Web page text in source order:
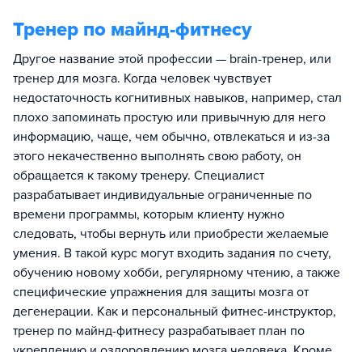
Тренер по майнд-фитнесу
Другое название этой профессии — brain-тренер, или
тренер для мозга. Когда человек чувствует
недостаточность когнитивных навыков, например, стал
плохо запоминать простую или привычную для него
информацию, чаще, чем обычно, отвлекаться и из-за
этого некачественно выполнять свою работу, он
обращается к такому тренеру. Специалист
разрабатывает индивидуальные ограниченные по
времени программы, которым клиенту нужно
следовать, чтобы вернуть или приобрести желаемые
умения. В такой курс могут входить задания по счету,
обучению новому хобби, регулярному чтению, а также
специфические упражнения для защиты мозга от
дегенерации. Как и персональный фитнес-инструктор,
тренер по майнд-фитнесу разрабатывает план по